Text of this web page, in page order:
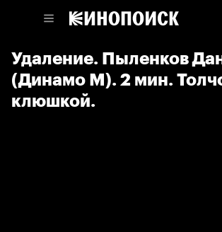
Удаление. Пыленков
(Динамо М). 2 мин.
клюшкой.